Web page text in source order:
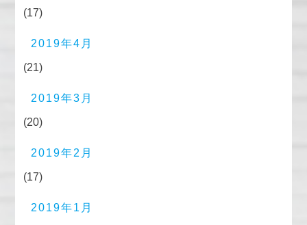
(17)
2019年4月
(21)
2019年3月
(20)
2019年2月
(17)
2019年1月